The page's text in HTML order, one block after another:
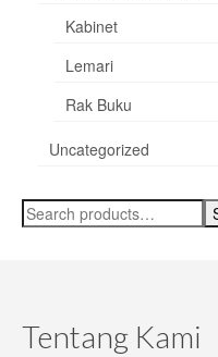
Kabinet
Lemari
Rak Buku
Uncategorized
Search
for:
Tentang Kami